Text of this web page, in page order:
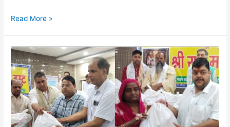
श्री
विद्यालय
में
अंतर
सदन
नृत्य
प्रतियोगिता
Read More »